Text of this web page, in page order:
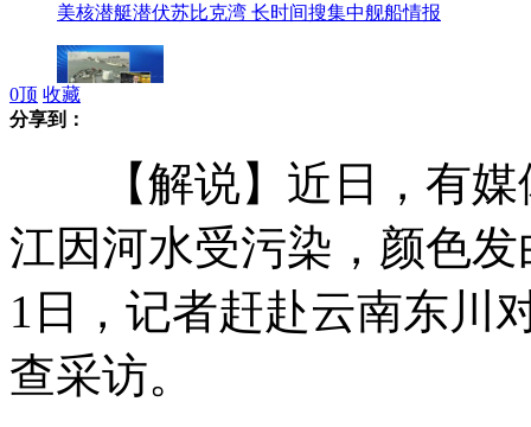
美核潜艇潜伏苏比克湾 长时间搜集中舰船情报
南海舰队远海训练 强化"立体突击登陆"
南海舰队远海训练遭外军舰机跟踪监视
军民合作助解放军海上侦察能力提升
0顶 收藏
分享到：
【解说】近日，有媒
江因河水受污染，颜色
1日，记者赶赴云南东川
查采访。